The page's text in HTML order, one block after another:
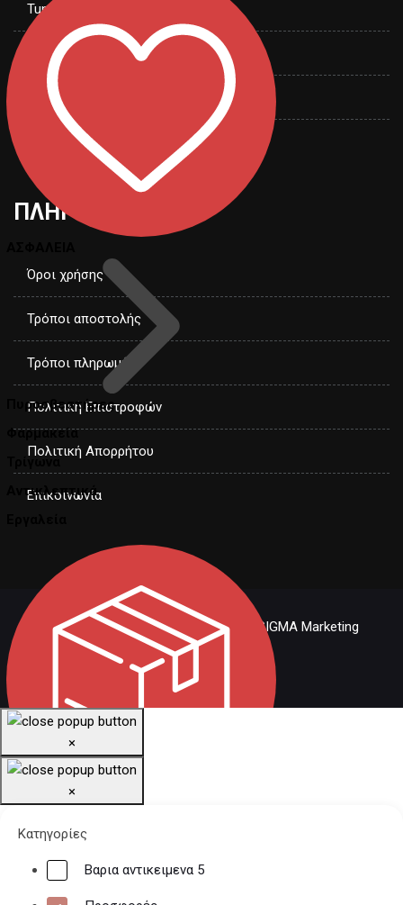
Πυροσβεστήρες
Φαρμακεία
Αντικλεπτικά
ΠΑΚΕΤΑ ΠΡΟΣΦΟΡΩΝ
Οι υπηρεσίες μας
Tunning
Φροντίδα
Ασφάλεια
Υπηρεσίες
ΠΛΗΡΟΦΟΡΙΕΣ
Όροι χρήσης
Τρόποι αποστολής
Τρόποι πληρωμής
Πολιτική Επιστροφών
Πολιτική Απορρήτου
Επικοινωνία
© 2026 Carmaniac.gr - Designed by SIGMA Marketing
×
×
Κατηγορίες
Βαρια αντικειμενα 5